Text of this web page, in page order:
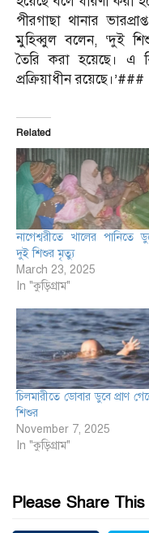
পীরগাছা থানার
মুহিব্বুল বলেন, ‘দুই
তৈরি করা হয়েছে। এ
প্রক্রিয়াধীন রয়েছে।’###
Related
নাগেশ্বরীতে খালের পানিতে
দুই শিশুর মৃত্যু
March 23, 2025
In "কুড়িগ্রাম"
চিলমারীতে ডোবার ডুবে প্রাণ
শিশুর
November 7, 2025
In "কুড়িগ্রাম"
Please Share